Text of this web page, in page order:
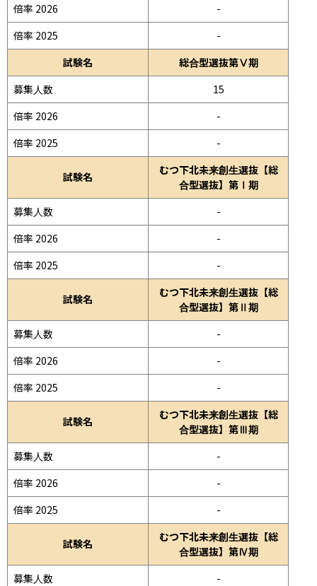
倍率 2026
-
倍率 2025
-
試験名
総合型選抜第Ⅴ期
募集人数
15
倍率 2026
-
倍率 2025
-
試験名
むつ下北未来創生選抜【総
合型選抜】第Ⅰ期
募集人数
-
倍率 2026
-
倍率 2025
-
試験名
むつ下北未来創生選抜【総
合型選抜】第Ⅱ期
募集人数
-
倍率 2026
-
倍率 2025
-
試験名
むつ下北未来創生選抜【総
合型選抜】第Ⅲ期
募集人数
-
倍率 2026
-
倍率 2025
-
試験名
むつ下北未来創生選抜【総
合型選抜】第Ⅳ期
募集人数
-